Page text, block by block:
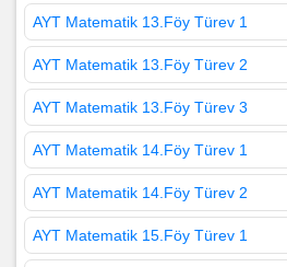
AYT Matematik 13.Föy Türev 1
AYT Matematik 13.Föy Türev 2
AYT Matematik 13.Föy Türev 3
AYT Matematik 14.Föy Türev 1
AYT Matematik 14.Föy Türev 2
AYT Matematik 15.Föy Türev 1